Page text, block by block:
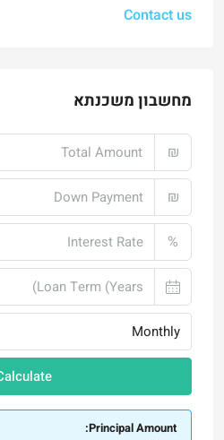
Contact us
מחשבון משכנתא
₪
₪
%
Monthly
Principal Amount: